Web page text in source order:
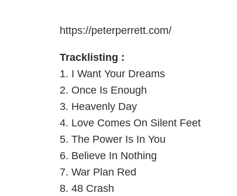
https://peterperrett.com/
Tracklisting :
1. I Want Your Dreams
2. Once Is Enough
3. Heavenly Day
4. Love Comes On Silent Feet
5. The Power Is In You
6. Believe In Nothing
7. War Plan Red
8. 48 Crash